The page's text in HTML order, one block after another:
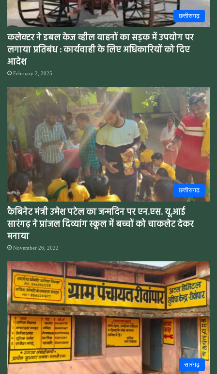
छत्तीसगढ़
कलेक्टर ने डबल केज व्हील वाहनों का सड़क में उपयोग पर
लगाया प्रतिबंध : कार्यवाही के लिए अधिकारियों को दिए
आदेश
February 2, 2025
छत्तीसगढ़
कैबिनेट मंत्री उमेश पटेल का जन्मदिन पर एन.एस. यू.आई
सारंगढ़ ने प्रांजल दिव्यांग स्कूल में बच्चों को चाकलेट देकर
मनाया
November 26, 2022
सारंगढ़